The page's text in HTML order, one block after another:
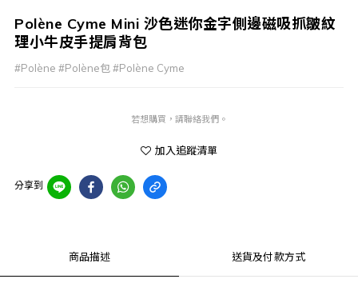
Polène Cyme Mini 沙色迷你金字側邊磁吸抓皺紋
理小牛皮手提肩背包
#Polène #Polène包 #Polène Cyme
若想購買，請聯絡我們。
加入追蹤清單
分享到
商品描述 送貨及付款方式